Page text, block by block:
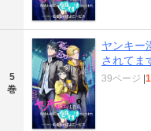
5
巻
ヤンキー
されて
39ページ